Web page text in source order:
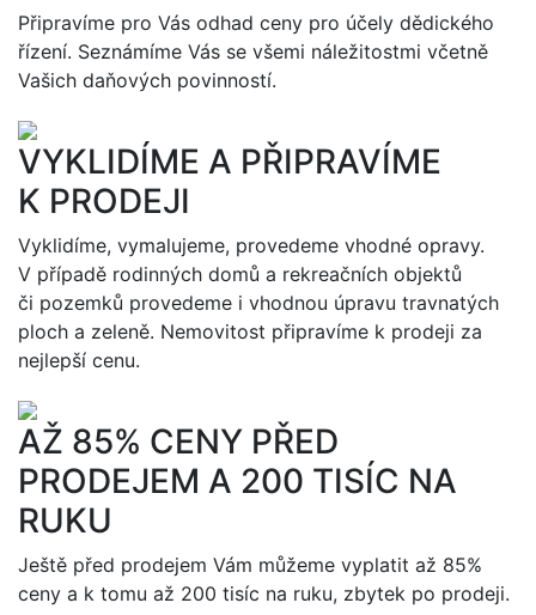
Připravíme pro Vás odhad ceny pro účely dědického
řízení. Seznámíme Vás se všemi náležitostmi včetně
Vašich daňových povinností.
VYKLIDÍME A PŘIPRAVÍME
K PRODEJI
Vyklidíme, vymalujeme, provedeme vhodné opravy.
V případě rodinných domů a rekreačních objektů
či pozemků provedeme i vhodnou úpravu travnatých
ploch a zeleně. Nemovitost připravíme k prodeji za
nejlepší cenu.
AŽ 85% CENY PŘED
PRODEJEM A 200 TISÍC NA
RUKU
Ještě před prodejem Vám můžeme vyplatit až 85%
ceny a k tomu až 200 tisíc na ruku, zbytek po prodeji.